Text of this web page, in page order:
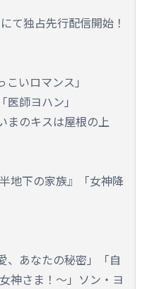
て独占先行配信開始！
いロマンス」
師ヨハン」
まのキスは屋根の上
地下の家族』「女神降
、あなたの秘密」「自
神さま！～」ソン・ヨ